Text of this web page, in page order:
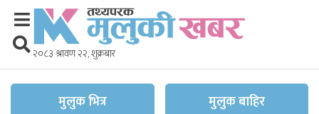
२०८३ श्रावण २२, शुक्रबार
मुलुक भित्र मुलुक बाहिर